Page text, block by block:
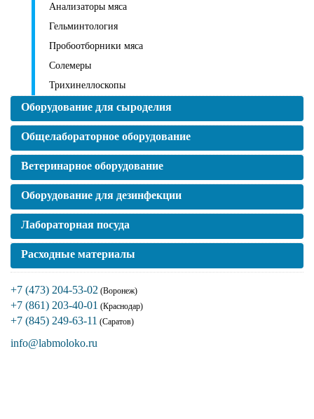
Анализаторы мяса
Гельминтология
Пробоотборники мяса
Солемеры
Трихинеллоскопы
Оборудование для сыроделия
Общелабораторное оборудование
Ветеринарное оборудование
Оборудование для дезинфекции
Лабораторная посуда
Расходные материалы
+7 (473) 204-53-02 (Воронеж)
+7 (861) 203-40-01 (Краснодар)
+7 (845) 249-63-11 (Саратов)
info@labmoloko.ru